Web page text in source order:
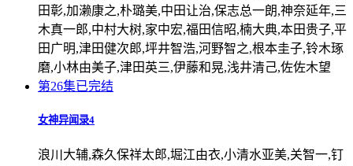
田彰,加濑康之,朴璐美,中田让治,保志总一朗,神奈延年,三
木真一郎,中村大树,家中宏,福田信昭,楠大典,本田贵子,平
田广明,津田健次郎,坪井智浩,河野智之,根本圭子,铃木琢
磨,小林由美子,津田英三,伊藤和晃,浅井清己,佐佐木望
第26集已完结
女神异闻录4
浪川大辅,森久保祥太郎,堀江由衣,小清水亚美,关智一,钉